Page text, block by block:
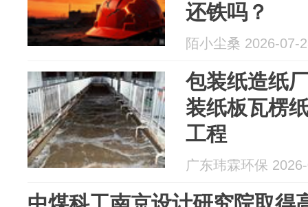
还铁吗？
陌小尘桑 2026-07-
包装纸造纸
装纸板瓦楞
工程
广东玮霖环保